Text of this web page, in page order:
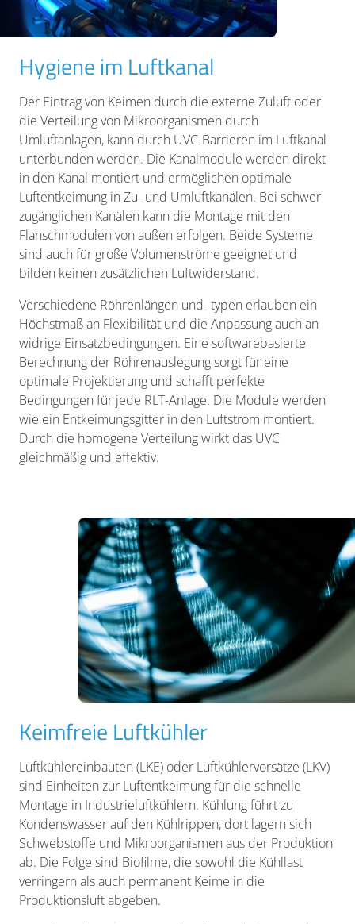
Hygiene im Luftkanal
Der Eintrag von Keimen durch die externe Zuluft oder
die Verteilung von Mikroorganismen durch
Umluftanlagen, kann durch UVC-Barrieren im Luftkanal
unterbunden werden. Die Kanalmodule werden direkt
in den Kanal montiert und ermöglichen optimale
Luftentkeimung in Zu- und Umluftkanälen. Bei schwer
zugänglichen Kanälen kann die Montage mit den
Flanschmodulen von außen erfolgen. Beide Systeme
sind auch für große Volumenströme geeignet und
bilden keinen zusätzlichen Luftwiderstand.
Verschiedene Röhrenlängen und -typen erlauben ein
Höchstmaß an Flexibilität und die Anpassung auch an
widrige Einsatzbedingungen. Eine softwarebasierte
Berechnung der Röhrenauslegung sorgt für eine
optimale Projektierung und schafft perfekte
Bedingungen für jede RLT-Anlage. Die Module werden
wie ein Entkeimungsgitter in den Luftstrom montiert.
Durch die homogene Verteilung wirkt das UVC
gleichmäßig und effektiv.
Keimfreie Luftkühler
Luftkühlereinbauten (LKE) oder Luftkühlervorsätze (LKV)
sind Einheiten zur Luftentkeimung für die schnelle
Montage in Industrieluftkühlern. Kühlung führt zu
Kondenswasser auf den Kühlrippen, dort lagern sich
Schwebstoffe und Mikroorganismen aus der Produktion
ab. Die Folge sind Biofilme, die sowohl die Kühllast
verringern als auch permanent Keime in die
Produktionsluft abgeben.